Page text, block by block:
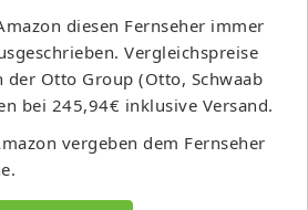
diesen Fernseher immer
Vergleichspreise
Otto Group (Otto, Schwaab
bei 245,94€ inklusive Versand.
vergeben dem Fernseher